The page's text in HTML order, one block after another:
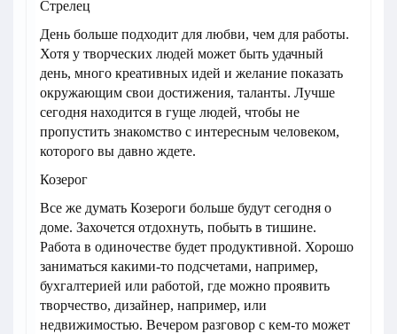
Стрелец
День больше подходит для любви, чем для работы.
Хотя у творческих людей может быть удачный
день, много креативных идей и желание показать
окружающим свои достижения, таланты. Лучше
сегодня находится в гуще людей, чтобы не
пропустить знакомство с интересным человеком,
которого вы давно ждете.
Козерог
Все же думать Козероги больше будут сегодня о
доме. Захочется отдохнуть, побыть в тишине.
Работа в одиночестве будет продуктивной. Хорошо
заниматься какими-то подсчетами, например,
бухгалтерией или работой, где можно проявить
творчество, дизайнер, например, или
недвижимостью. Вечером разговор с кем-то может